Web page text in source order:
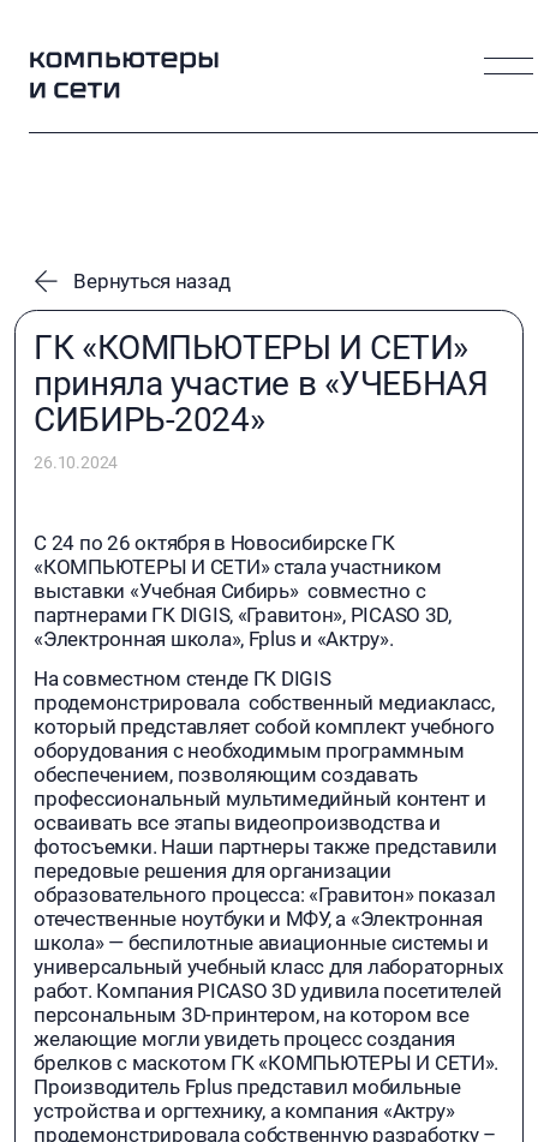
Вернуться назад
ГК «КОМПЬЮТЕРЫ И СЕТИ»
приняла участие в «УЧЕБНАЯ
СИБИРЬ-2024»
26.10.2024
С 24 по 26 октября в Новосибирске ГК
«КОМПЬЮТЕРЫ И СЕТИ» стала участником
выставки «Учебная Сибирь» совместно с
партнерами ГК DIGIS, «Гравитон», PICASO 3D,
«Электронная школа», Fplus и «Актру».
На совместном стенде ГК DIGIS
продемонстрировала собственный медиакласс,
который представляет собой комплект учебного
оборудования с необходимым программным
обеспечением, позволяющим создавать
профессиональный мультимедийный контент и
осваивать все этапы видеопроизводства и
фотосъемки. Наши партнеры также представили
передовые решения для организации
образовательного процесса: «Гравитон» показал
отечественные ноутбуки и МФУ, а «Электронная
школа» — беспилотные авиационные системы и
универсальный учебный класс для лабораторных
работ. Компания PICASO 3D удивила посетителей
персональным 3D-принтером, на котором все
желающие могли увидеть процесс создания
брелков с маскотом ГК «КОМПЬЮТЕРЫ И СЕТИ».
Производитель Fplus представил мобильные
устройства и оргтехнику, а компания «Актру»
продемонстрировала собственную разработку –